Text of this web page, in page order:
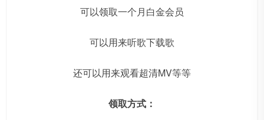
可以领取一个月白金会员
可以用来听歌下载歌
还可以用来观看超清MV等等
领取方式：